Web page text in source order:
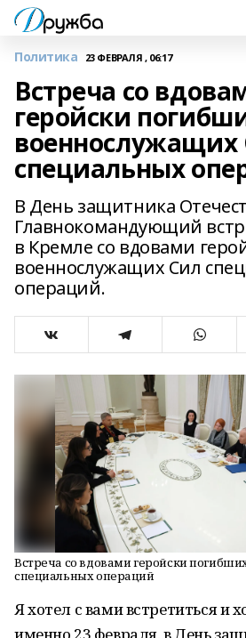
Политика 23 ФЕВРАЛЯ , 06:17
Встреча со
геройски
военнослужащих
специальных
В День защитника
Главнокомандующий
в Кремле со вдовами
военнослужащих Сил
операций.
Встреча со вдовами геройски
специальных операций
Я хотел с вами встретиться и